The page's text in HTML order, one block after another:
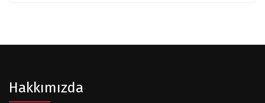
Hakkımızda